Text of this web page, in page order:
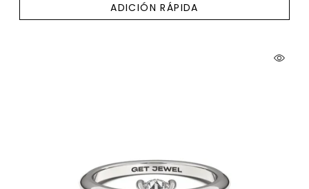
ADICIÓN RÁPIDA